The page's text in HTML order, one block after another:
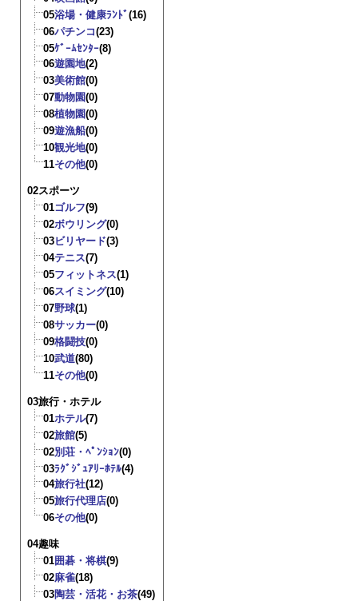
05浴場・健康ﾗﾝﾄﾞ(16)
06パチンコ(23)
05ｹﾞｰﾑｾﾝﾀｰ(8)
06遊園地(2)
03美術館(0)
07動物園(0)
08植物園(0)
09遊漁船(0)
10観光地(0)
11その他(0)
02スポーツ
01ゴルフ(9)
02ボウリング(0)
03ビリヤード(3)
04テニス(7)
05フィットネス(1)
06スイミング(10)
07野球(1)
08サッカー(0)
09格闘技(0)
10武道(80)
11その他(0)
03旅行・ホテル
01ホテル(7)
02旅館(5)
02別荘・ﾍﾟﾝｼｮﾝ(0)
03ﾗｸﾞｼﾞｭｱﾘｰﾎﾃﾙ(4)
04旅行社(12)
05旅行代理店(0)
06その他(0)
04趣味
01囲碁・将棋(9)
02麻雀(18)
03陶芸・活花・お茶(49)